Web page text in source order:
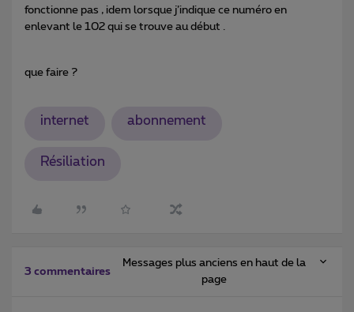
fonctionne pas , idem lorsque j’indique ce numéro en
enlevant le 102 qui se trouve au début .
que faire ?
internet abonnement
Résiliation
3 commentaires
Messages plus anciens en haut de la
page